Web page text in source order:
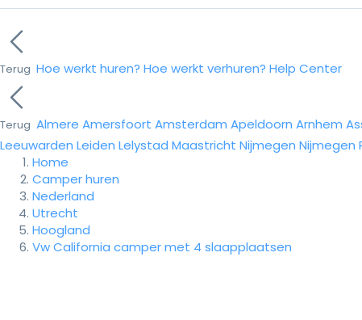
Terug Hoe werkt huren? Hoe werkt verhuren? Help Center
Terug Almere Amersfoort Amsterdam Apeldoorn Arnhem
Leeuwarden Leiden Lelystad Maastricht Nijmegen Nijmegen
Home
Camper huren
Nederland
Utrecht
Hoogland
Vw California camper met 4 slaapplaatsen